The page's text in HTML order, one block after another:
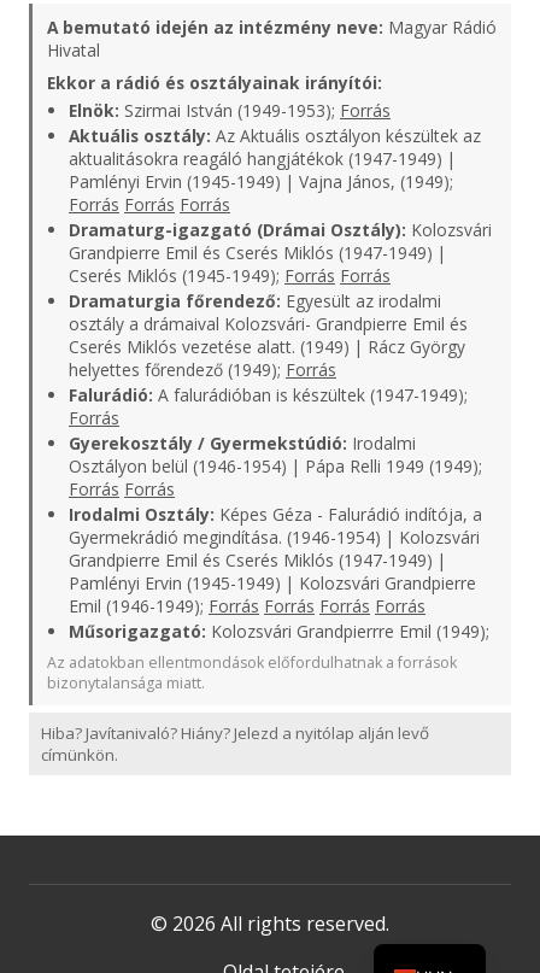
A bemutató idején az intézmény neve: Magyar Rádió
Hivatal
Ekkor a rádió és osztályainak irányítói:
Elnök: Szirmai István (1949-1953); Forrás
Aktuális osztály: Az Aktuális osztályon készültek az
aktualitásokra reagáló hangjátékok (1947-1949) |
Pamlényi Ervin (1945-1949) | Vajna János, (1949);
Forrás Forrás Forrás
Dramaturg-igazgató (Drámai Osztály): Kolozsvári
Grandpierre Emil és Cserés Miklós (1947-1949) |
Cserés Miklós (1945-1949); Forrás Forrás
Dramaturgia főrendező: Egyesült az irodalmi
osztály a drámaival Kolozsvári- Grandpierre Emil és
Cserés Miklós vezetése alatt. (1949) | Rácz György
helyettes főrendező (1949); Forrás
Falurádió: A falurádióban is készültek (1947-1949);
Forrás
Gyerekosztály / Gyermekstúdió: Irodalmi
Osztályon belül (1946-1954) | Pápa Relli 1949 (1949);
Forrás Forrás
Irodalmi Osztály: Képes Géza - Falurádió indítója, a
Gyermekrádió megindítása. (1946-1954) | Kolozsvári
Grandpierre Emil és Cserés Miklós (1947-1949) |
Pamlényi Ervin (1945-1949) | Kolozsvári Grandpierre
Emil (1946-1949); Forrás Forrás Forrás Forrás
Műsorigazgató: Kolozsvári Grandpierrre Emil (1949);
Az adatokban ellentmondások előfordulhatnak a források
bizonytalansága miatt.
Hiba? Javítanivaló? Hiány? Jelezd a nyitólap alján levő
címünkön.
© 2026 All rights reserved.